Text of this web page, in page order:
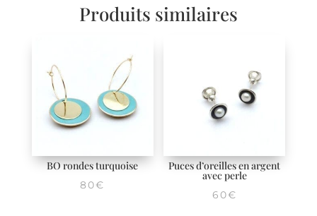
Produits similaires
BO rondes turquoise
80€
Puces d’oreilles en argent
avec perle
60€